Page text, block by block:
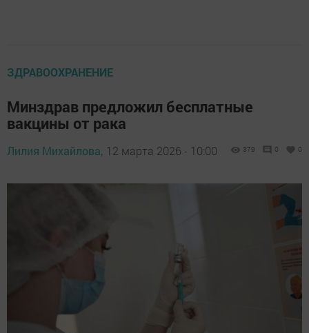
ЗДРАВООХРАНЕНИЕ
Минздрав предложил бесплатные
вакцины от рака
Лилия Михайлова, 12 марта 2026 - 10:00 379 0 0